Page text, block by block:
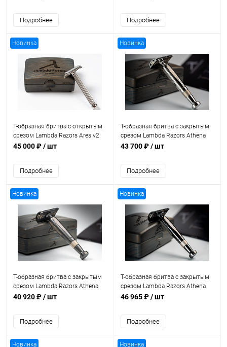
Подробнее Подробнее
Новинка
Т-образная бритва с открытым
срезом Lambda Razors Ares v2
Stainless Steel
45 000 ₽/ шт
Подробнее
Новинка
Т-образная бритва с закрытым
срезом Lambda Razors Athena
Stainless Steel
43 700 ₽/ шт
Подробнее
Новинка
Т-образная бритва с закрытым
срезом Lambda Razors Athena
Stainless Steel DLC Satin
40 920 ₽/ шт
Подробнее
Новинка
Т-образная бритва с закрытым
срезом Lambda Razors Athena
Stainless Steel DLC
46 965 ₽/ шт
Подробнее
Новинка Новинка